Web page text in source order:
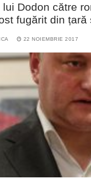
lui Dodon către
fugărit din
22 NOIEMBRIE 2017